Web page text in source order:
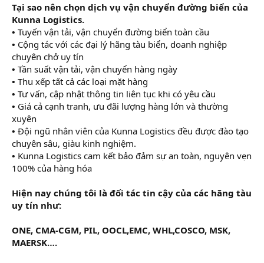
Tại sao nên chọn dịch vụ vận chuyển đường biển của
Kunna Logistics.
• Tuyến vận tải, vận chuyển đường biển toàn cầu
• Cộng tác với các đại lý hãng tàu biển, doanh nghiệp
chuyên chở uy tín
• Tần suất vận tải, vận chuyển hàng ngày
• Thu xếp tất cả các loại mặt hàng
• Tư vấn, cập nhật thông tin liên tục khi có yêu cầu
• Giá cả cạnh tranh, ưu đãi lượng hàng lớn và thường
xuyên
• Đội ngũ nhân viên của Kunna Logistics đều được đào tạo
chuyên sâu, giàu kinh nghiệm.
• Kunna Logistics cam kết bảo đảm sự an toàn, nguyên vẹn
100% của hàng hóa
Hiện nay chúng tôi là đối tác tin cậy của các hãng tàu
uy tín như:
ONE, CMA-CGM, PIL, OOCL,EMC, WHL,COSCO, MSK,
MAERSK….